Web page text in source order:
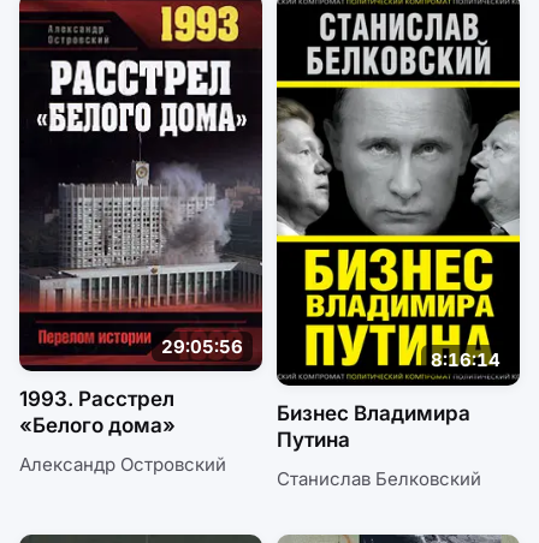
29:05:56
1993. Расстрел
«Белого дома»
Александр Островский
8:16:14
Бизнес Владимира
Путина
Станислав Белковский